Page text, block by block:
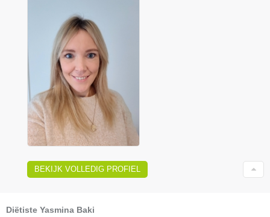
BEKIJK VOLLEDIG PROFIEL
Diëtiste Yasmina Baki